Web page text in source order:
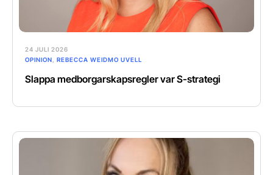
24 JULI 2026
OPINION
REBECCA WEIDMO UVELL
Slappa medborgarskapsregler var S-strategi